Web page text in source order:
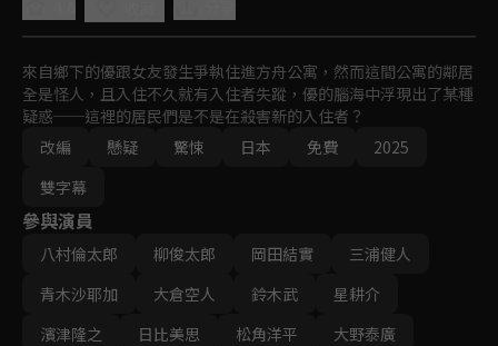
來自鄉下的優跟女友發生爭執住進方舟公寓，然而這間公寓的鄰居
全是怪人，且入住不久就有入住者失蹤，優的腦海中浮現出了某種
疑惑──這裡的居民們是不是在殺害新的入住者？
改編
懸疑 驚悚 日本 免費
2025
雙字幕
參與演員
八村倫太郎 柳俊太郎 岡田結實
三浦健人
青木沙耶加
大倉空人 鈴木武
星耕介
濱津隆之
日比美思 松角洋平
大野泰廣